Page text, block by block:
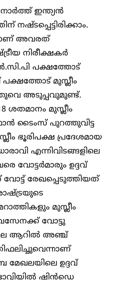
ഇന്ത്യൻ
നഷ്ടപ്പെട്ടിരിക്കാം.
അവരത്
നിരീക്ഷകർ
പക്ഷത്തോട്
പക്ഷത്തോട് മുസ്ലീം
അടുപ്പവുമുണ്ട്.
ശതമാനം മുസ്ലീം
ടൈംസ് പുറത്തുവിട്ട
ഭൂരിപക്ഷ പ്രദേശമായ
എന്നിവിടങ്ങളിലെ
വോട്ടർമാരും ഉദ്ദവ്
രേഖപ്പെടുത്തിയത്
മുസ്ലീം
വോട്ടു
ആറിൽ അഞ്ച്
ഉദ്ദവ്
ഷിൻഡെ